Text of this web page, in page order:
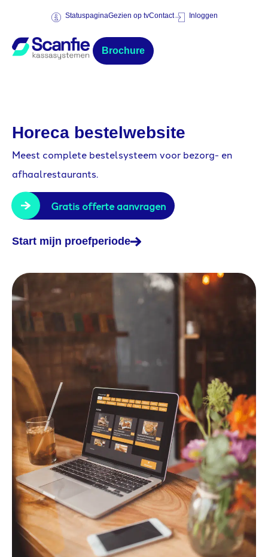
StatuspaginaGezien op tvContact Inloggen
Brochure
Horeca bestelwebsite
Meest complete bestelsysteem voor bezorg- en
afhaalrestaurants.
Gratis offerte aanvragen
Start mijn proefperiode